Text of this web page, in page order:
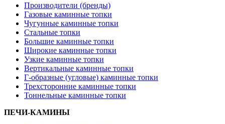
Производители (бренды)
Газовые каминные топки
Чугунные каминные топки
Стальные топки
Большие каминные топки
Широкие каминные топки
Узкие каминные топки
Вертикальные каминные топки
Г-образные (угловые) каминные топки
Трехсторонние каминные топки
Тоннельные каминные топки
ПЕЧИ-КАМИНЫ